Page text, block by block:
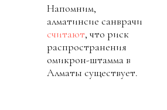
Напомним,
алматинсие санврачи
считают, что риск
распространения
омикрон-штамма в
Алматы существует.